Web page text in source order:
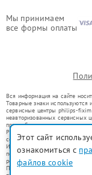
Мы принимаем
все формы оплаты
Вся информация на сайте
Товарные знаки используются
сервисные центры philips-
неавторизованных сервисных
правообладателями товарных
Ремонт осуществляется для
со статьей 1487 ГК РФ.
Использование товарных
потребителей в заблуждение,
ремонту техники указанных
Представленная на сайте
Этот сайт
ознакомиться с
файлов cookie